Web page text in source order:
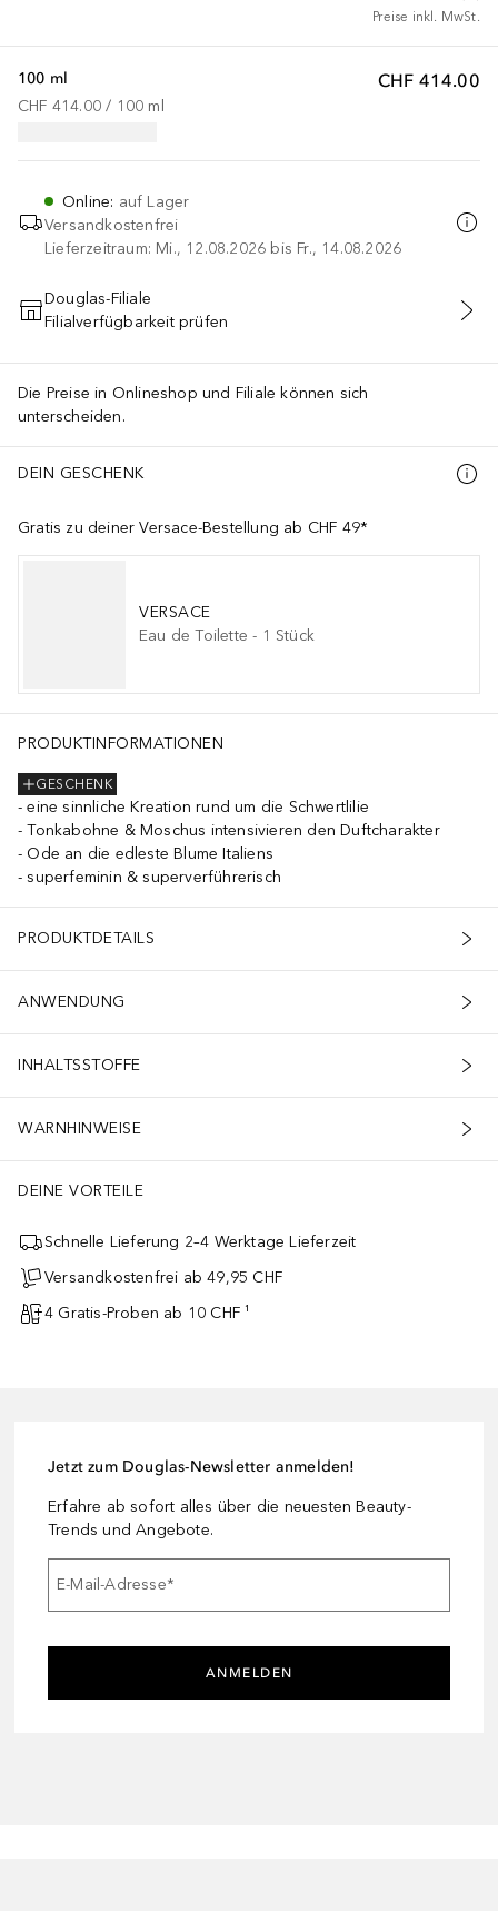
Preise inkl. MwSt.
CHF 414.00
100 ml
CHF 414.00 / 100 ml
Online: auf Lager
Versandkostenfrei
Lieferzeitraum: Mi., 12.08.2026 bis Fr., 14.08.2026
IN DEN WARENKORB
Douglas-Filiale
Filialverfügbarkeit prüfen
Die Preise in Onlineshop und Filiale können sich
unterscheiden.
DEIN GESCHENK
Gratis zu deiner Versace-Bestellung ab CHF 49*
VERSACE
Eau de Toilette - 1 Stück
PRODUKTINFORMATIONEN
GESCHENK
eine sinnliche Kreation rund um die Schwertlilie
Tonkabohne & Moschus intensivieren den Duftcharakter
Ode an die edleste Blume Italiens
superfeminin & superverführerisch
PRODUKTDETAILS
ANWENDUNG
INHALTSSTOFFE
WARNHINWEISE
DEINE VORTEILE
Schnelle Lieferung 2–4 Werktage Lieferzeit
Versandkostenfrei ab 49,95 CHF
4 Gratis-Proben ab 10 CHF ¹
Jetzt zum Douglas-Newsletter anmelden!
Erfahre ab sofort alles über die neuesten Beauty-
Trends und Angebote.
E-Mail-Adresse*
ANMELDEN